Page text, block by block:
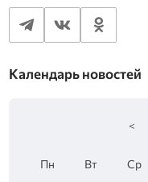
Календарь новостей
<
Пн Вт Ср